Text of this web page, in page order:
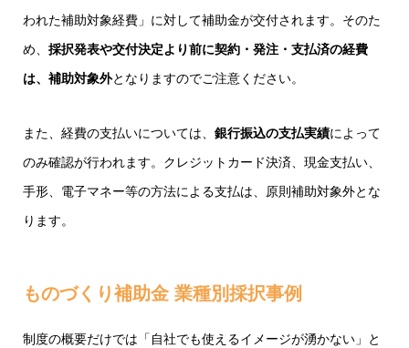
われた補助対象経費」に対して補助金が交付されます。そのた
め、 採択発表や交付決定より前に契約・発注・支払済の経費
は、補助対象外となりますのでご注意ください。
また、経費の支払いについては、 銀行振込の支払実績によって
のみ確認が行われます。クレジットカード決済、現金支払い、
手形、電子マネー等の方法による支払は、原則補助対象外とな
ります。
ものづくり補助金 業種別採択事例
制度の概要だけでは「自社でも使えるイメージが湧かない」と